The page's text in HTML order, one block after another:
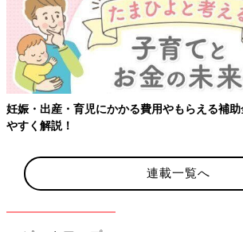
かる費用やもらえる補助金・助成金をわかり
連載一覧へ